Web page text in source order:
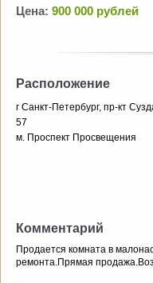
Цена: 900 000 рублей
Расположение
г Санкт-Петербург, пр-кт
57
м. Проспект Просвещения
Комментарий
Продается комната в
ремонта.Прямая